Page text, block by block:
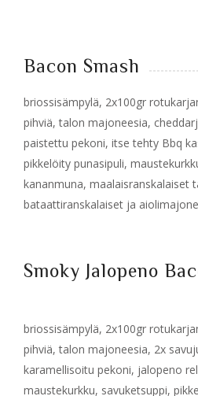
Bacon Smash
briossisämpylä, 2x100gr
pihviä, talon majoneesia,
paistettu pekoni, itse tehty Bbq
pikkelöity punasipuli,
kananmuna, maalaisranskalaiset
bataattiranskalaiset ja
Smoky Jalopeno
briossisämpylä, 2x100gr
pihviä, talon majoneesia, 2x
karamellisoitu pekoni, jalopeno
maustekurkku, savuketsuppi,